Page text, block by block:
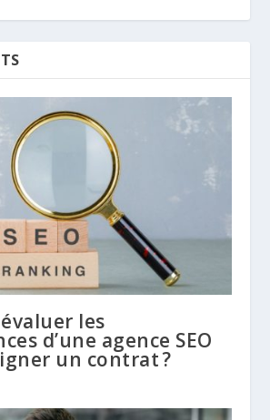
les
d’une agence SEO
un contrat ?